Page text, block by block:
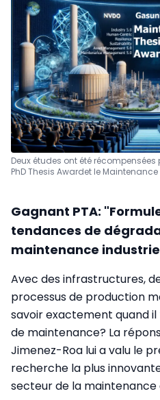
Deux études ont été
PhD Thesis Awardet le
Gagnant PTA: "
tendances de
maintenance
Avec des infrastructures,
processus de production
savoir exactement quand
de maintenance? La
Jimenez-Roa lui a valu le
recherche la plus
secteur de la maintenance